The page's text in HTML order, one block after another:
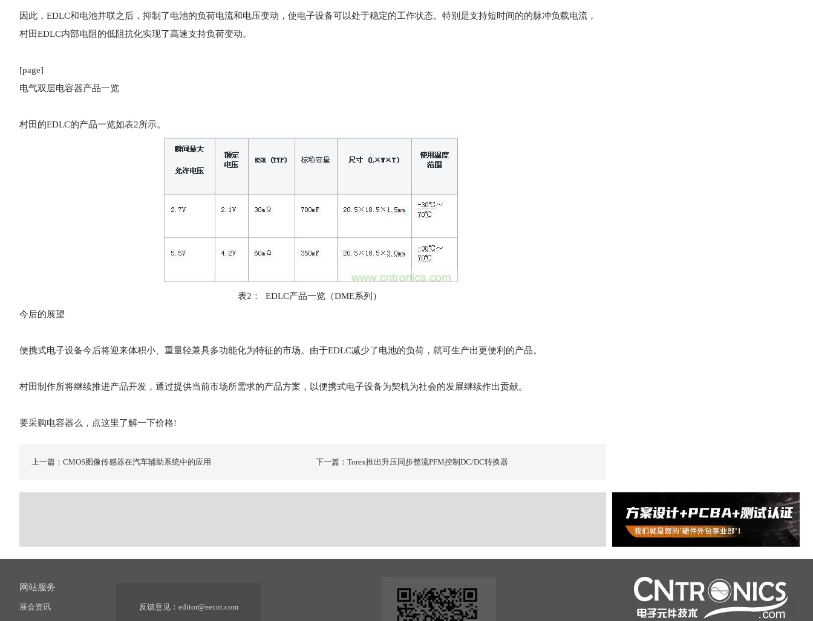
因此，EDLC和电池并联之后，抑制了电池的负荷电流和电压变动，使电子设备可以处于稳定的工作状态。特别是支持短时间的的脉冲负载电流，
村田EDLC内部电阻的低阻抗化实现了高速支持负荷变动。
[page]
电气双层电容器产品一览
村田的EDLC的产品一览如表2所示。
表2： EDLC产品一览（DME系列）
今后的展望
便携式电子设备今后将迎来体积小、重量轻兼具多功能化为特征的市场。由于EDLC减少了电池的负荷，就可生产出更便利的产品。
村田制作所将继续推进产品开发，通过提供当前市场所需求的产品方案，以便携式电子设备为契机为社会的发展继续作出贡献。
要采购电容器么，点这里了解一下价格!
上一篇：CMOS图像传感器在汽车辅助系统中的应用 下一篇：Torex推出升压同步整流PFM控制DC/DC转换器
网站服务
展会资讯
反馈意见： editor@eecnt.com